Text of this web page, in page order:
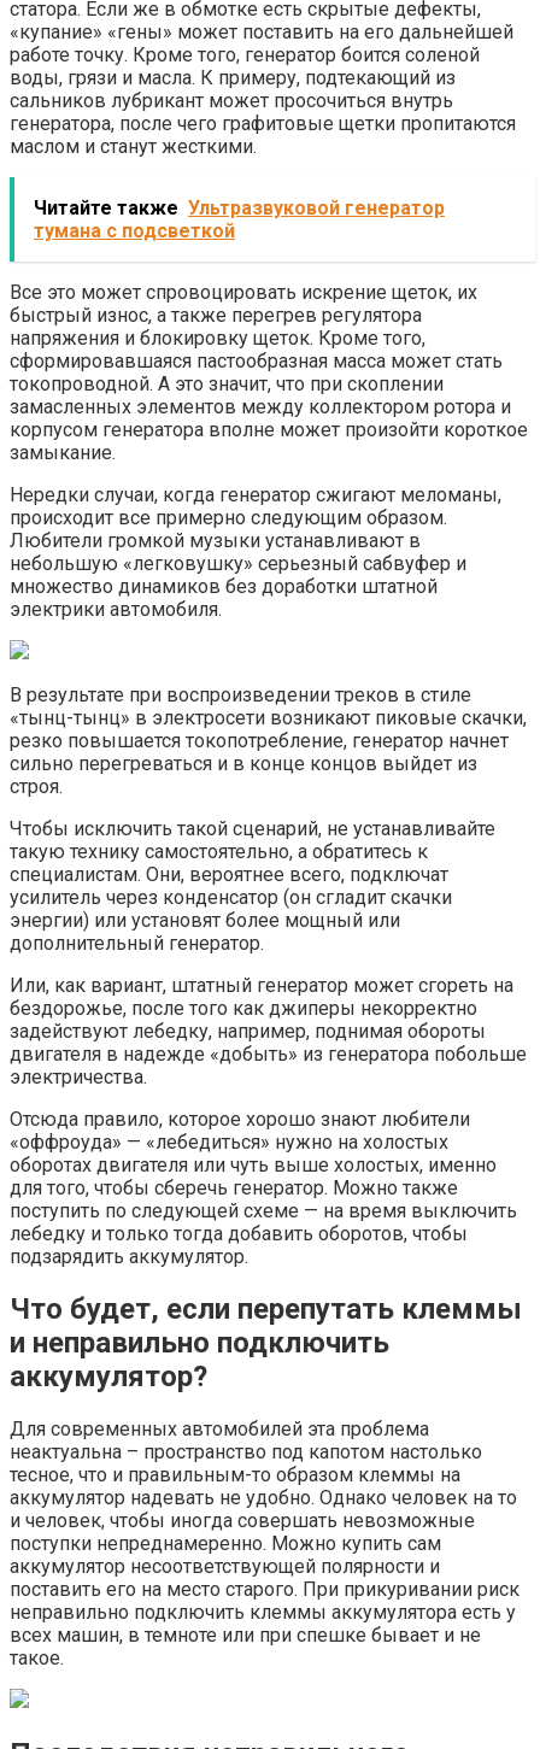
статора. Если же в обмотке есть скрытые дефекты,
«купание» «гены» может поставить на его дальнейшей
работе точку. Кроме того, генератор боится соленой
воды, грязи и масла. К примеру, подтекающий из
сальников лубрикант может просочиться внутрь
генератора, после чего графитовые щетки пропитаются
маслом и станут жесткими.
Читайте также Ультразвуковой генератор
тумана с подсветкой
Все это может спровоцировать искрение щеток, их
быстрый износ, а также перегрев регулятора
напряжения и блокировку щеток. Кроме того,
сформировавшаяся пастообразная масса может стать
токопроводной. А это значит, что при скоплении
замасленных элементов между коллектором ротора и
корпусом генератора вполне может произойти короткое
замыкание.
Нередки случаи, когда генератор сжигают меломаны,
происходит все примерно следующим образом.
Любители громкой музыки устанавливают в
небольшую «легковушку» серьезный сабвуфер и
множество динамиков без доработки штатной
электрики автомобиля.
В результате при воспроизведении треков в стиле
«тынц-тынц» в электросети возникают пиковые скачки,
резко повышается токопотребление, генератор начнет
сильно перегреваться и в конце концов выйдет из
строя.
Чтобы исключить такой сценарий, не устанавливайте
такую технику самостоятельно, а обратитесь к
специалистам. Они, вероятнее всего, подключат
усилитель через конденсатор (он сгладит скачки
энергии) или установят более мощный или
дополнительный генератор.
Или, как вариант, штатный генератор может сгореть на
бездорожье, после того как джиперы некорректно
задействуют лебедку, например, поднимая обороты
двигателя в надежде «добыть» из генератора побольше
электричества.
Отсюда правило, которое хорошо знают любители
«оффроуда» — «лебедиться» нужно на холостых
оборотах двигателя или чуть выше холостых, именно
для того, чтобы сберечь генератор. Можно также
поступить по следующей схеме — на время выключить
лебедку и только тогда добавить оборотов, чтобы
подзарядить аккумулятор.
Что будет, если перепутать клеммы
и неправильно подключить
аккумулятор?
Для современных автомобилей эта проблема
неактуальна – пространство под капотом настолько
тесное, что и правильным-то образом клеммы на
аккумулятор надевать не удобно. Однако человек на то
и человек, чтобы иногда совершать невозможные
поступки непреднамеренно. Можно купить сам
аккумулятор несоответствующей полярности и
поставить его на место старого. При прикуривании риск
неправильно подключить клеммы аккумулятора есть у
всех машин, в темноте или при спешке бывает и не
такое.